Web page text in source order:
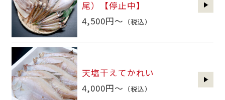
尾）【停止中】
4,500円～ （税込）
天塩干えてかれい
4,000円～ （税込）